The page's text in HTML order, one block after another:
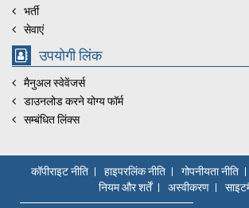
भर्ती
सेवाएं
उपयोगी लिंक
मैनुअल स्वेवेंजर्स
डाउनलोड करने योग्य फॉर्म
सम्बंधित लिंक्स
कॉपीराइट नीति हाइपरलिंक नीति गोपनीयता नीति
नियम और शर्तें
अस्वीकरण